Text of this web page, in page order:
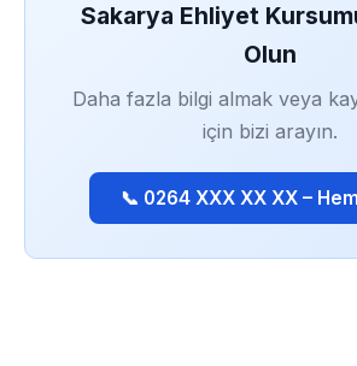
Sakarya Ehliyet
Olun
Daha fazla bilgi almak veya
için bizi arayın.
📞 0264 XXX XX XX –